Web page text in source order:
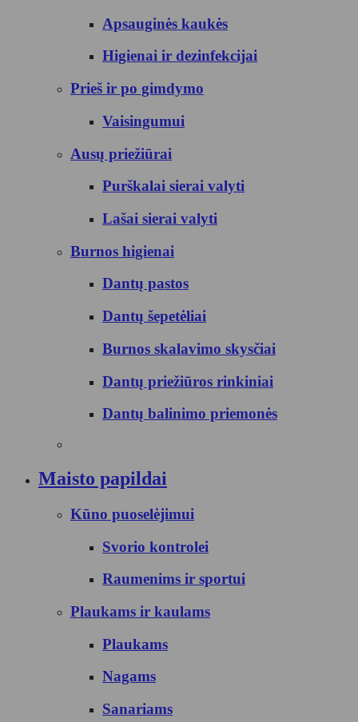
Apsauginės kaukės
Higienai ir dezinfekcijai
Prieš ir po gimdymo
Vaisingumui
Ausų priežiūrai
Purškalai sierai valyti
Lašai sierai valyti
Burnos higienai
Dantų pastos
Dantų šepetėliai
Burnos skalavimo skysčiai
Dantų priežiūros rinkiniai
Dantų balinimo priemonės
Maisto papildai
Kūno puoselėjimui
Svorio kontrolei
Raumenims ir sportui
Plaukams ir kaulams
Plaukams
Nagams
Sanariams